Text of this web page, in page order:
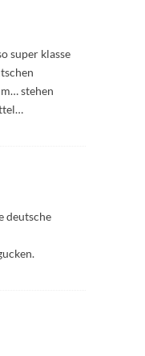
super klasse
stehen
deutsche